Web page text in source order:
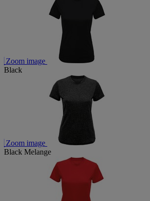
Zoom image
Black
Zoom image
Black Melange